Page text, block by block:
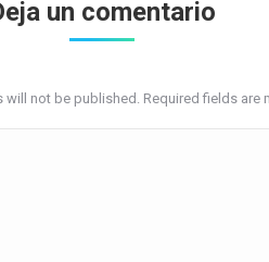
un comentario
will not be published. Required fields are